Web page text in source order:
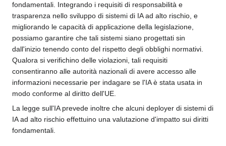
fondamentali. Integrando i requisiti di responsabilità e
trasparenza nello sviluppo di sistemi di IA ad alto rischio, e
migliorando le capacità di applicazione della legislazione,
possiamo garantire che tali sistemi siano progettati sin
dall'inizio tenendo conto del rispetto degli obblighi normativi.
Qualora si verifichino delle violazioni, tali requisiti
consentiranno alle autorità nazionali di avere accesso alle
informazioni necessarie per indagare se l'IA è stata usata in
modo conforme al diritto dell'UE.
La legge sull'IA prevede inoltre che alcuni deployer di sistemi di
IA ad alto rischio effettuino una valutazione d'impatto sui diritti
fondamentali.